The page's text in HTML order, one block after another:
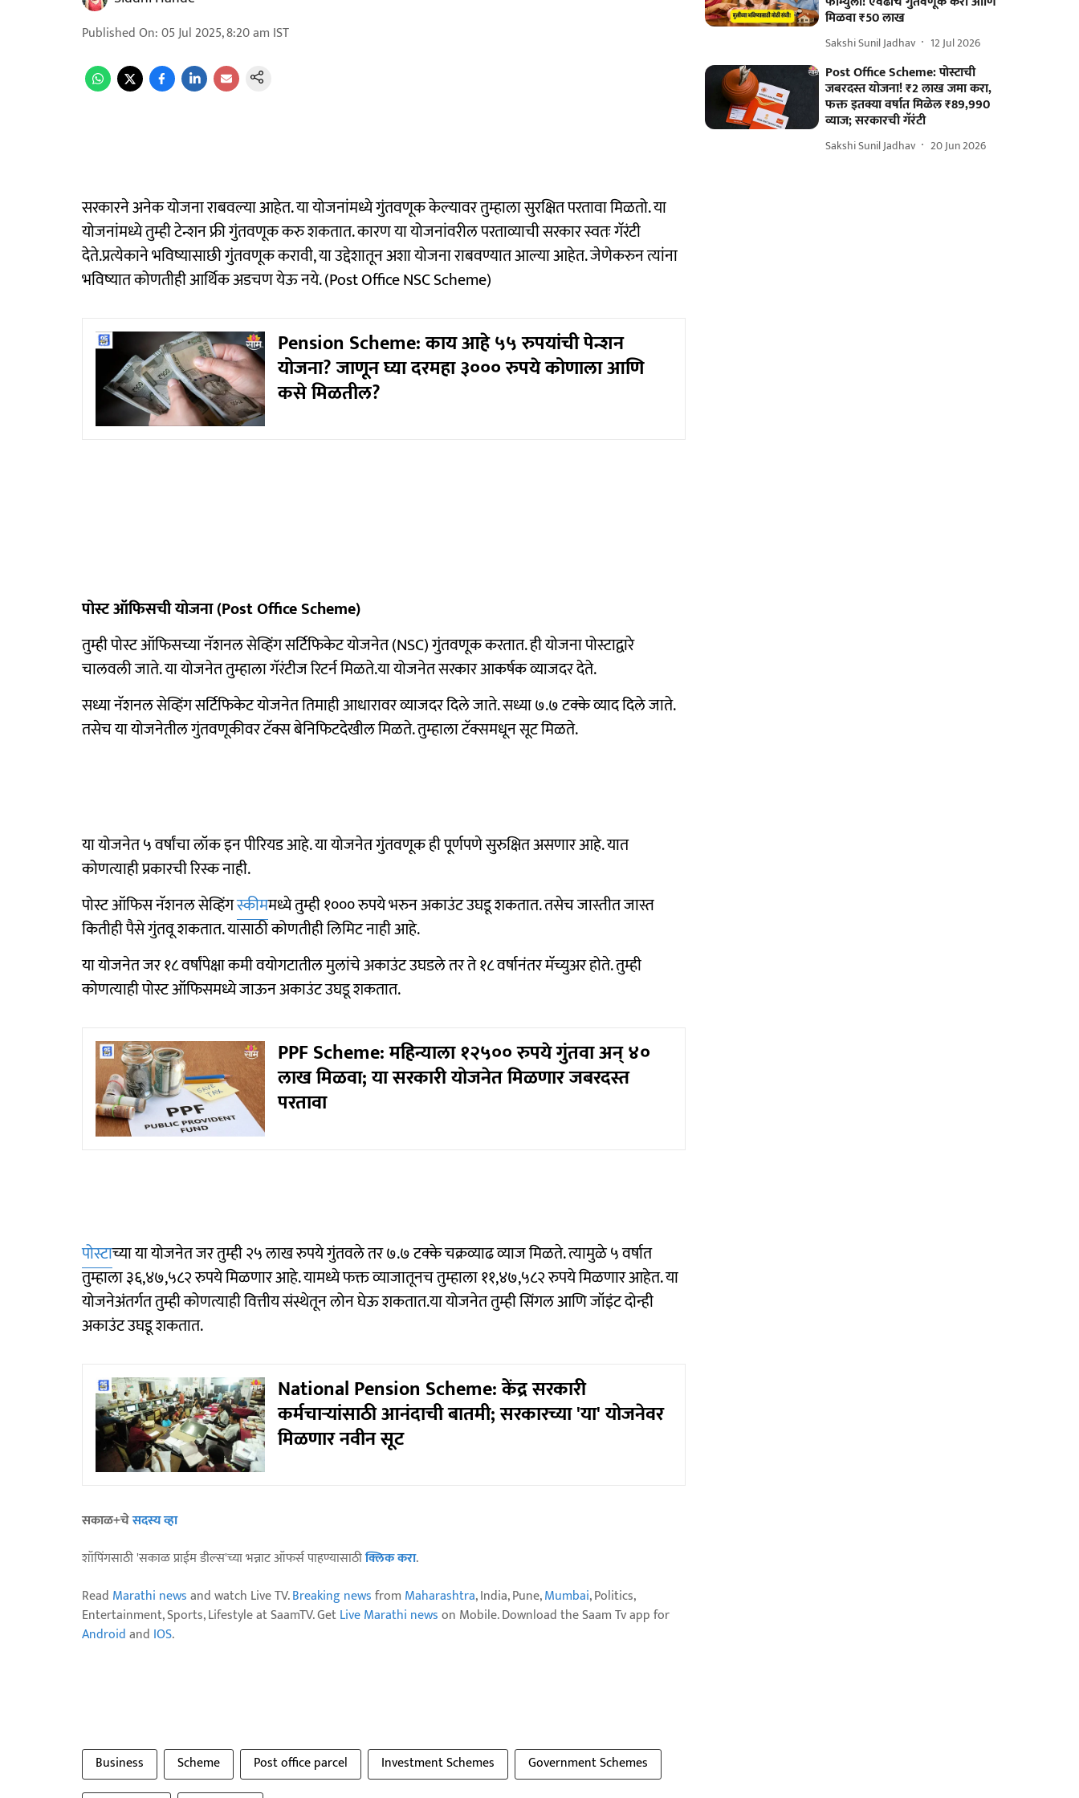
Published On:05 Jul 2025, 8:20 am IST
सरकारने अनेक योजना राबवल्या आहेत. या योजनांमध्ये गुंतवणूक केल्यावर तुम्हाला सुरक्षित परतावा मिळतो. या
योजनांमध्ये तुम्ही टेन्शन फ्री गुंतवणूक करु शकतात. कारण या योजनांवरील परताव्याची सरकार स्वतः गॅरंटी
देते.प्रत्येकाने भविष्यासाछी गुंतवणूक करावी, या उद्देशातून अशा योजना राबवण्यात आल्या आहेत. जेणेकरुन त्यांना
भविष्यात कोणतीही आर्थिक अडचण येऊ नये. (Post Office NSC Scheme)
Pension Scheme: काय आहे ५५ रुपयांची पेन्शन
योजना? जाणून घ्या दरमहा ३००० रुपये कोणाला आणि
कसे मिळतील?
पोस्ट ऑफिसची योजना (Post Office Scheme)
तुम्ही पोस्ट ऑफिसच्या नॅशनल सेव्हिंग सर्टिफिकेट योजनेत (NSC) गुंतवणूक करतात. ही योजना पोस्टाद्वारे
चालवली जाते. या योजनेत तुम्हाला गॅरंटीज रिटर्न मिळते.या योजनेत सरकार आकर्षक व्याजदर देते.
सध्या नॅशनल सेव्हिंग सर्टिफिकेट योजनेत तिमाही आधारावर व्याजदर दिले जाते. सध्या ७.७ टक्के व्याद दिले जाते.
तसेच या योजनेतील गुंतवणूकीवर टॅक्स बेनिफिटदेखील मिळते. तुम्हाला टॅक्समधून सूट मिळते.
या योजनेत ५ वर्षांचा लॉक इन पीरियड आहे. या योजनेत गुंतवणूक ही पूर्णपणे सुरुक्षित असणार आहे. यात
कोणत्याही प्रकारची रिस्क नाही.
पोस्ट ऑफिस नॅशनल सेव्हिंगस्कीममध्ये तुम्ही १००० रुपये भरुन अकाउंट उघडू शकतात. तसेच जास्तीत जास्त
कितीही पैसे गुंतवू शकतात. यासाठी कोणतीही लिमिट नाही आहे.
या योजनेत जर १८ वर्षांपेक्षा कमी वयोगटातील मुलांचे अकाउंट उघडले तर ते १८ वर्षानंतर मॅच्युअर होते. तुम्ही
कोणत्याही पोस्ट ऑफिसमध्ये जाऊन अकाउंट उघडू शकतात.
PPF Scheme: महिन्याला १२५०० रुपये गुंतवा अन् ४०
लाख मिळवा; या सरकारी योजनेत मिळणार जबरदस्त
परतावा
पोस्टाच्या या योजनेत जर तुम्ही २५ लाख रुपये गुंतवले तर ७.७ टक्के चक्रव्याढ व्याज मिळते. त्यामुळे ५ वर्षात
तुम्हाला ३६,४७,५८२ रुपये मिळणार आहे. यामध्ये फक्त व्याजातूनच तुम्हाला ११,४७,५८२ रुपये मिळणार आहेत. या
योजनेअंतर्गत तुम्ही कोणत्याही वित्तीय संस्थेतून लोन घेऊ शकतात.या योजनेत तुम्ही सिंगल आणि जॉइंट दोन्ही
अकाउंट उघडू शकतात.
National Pension Scheme: केंद्र सरकारी
कर्मचाऱ्यांसाठी आनंदाची बातमी; सरकारच्या 'या' योजनेवर
मिळणार नवीन सूट
सकाळ+चेसदस्य व्हा
शॉपिंगसाठी 'सकाळ प्राईम डील्स'च्या भन्नाट ऑफर्स पाहण्यासाठीक्लिक करा.
Read Marathi newsand watch Live TV.Breaking newsfrom Maharashtra, India, Pune,Mumbai, Politics,
Entertainment, Sports, Lifestyle at SaamTV. GetLive Marathi newson Mobile. Download the Saam Tv app for
Androidand IOS.
Business Scheme Post office parcel Investment Schemes
Government Schemes
मिळवा ₹50 लाख
Sakshi Sunil Jadhav 12 Jul 2026
Post Office Scheme: पोस्टाची
जबरदस्त योजना! ₹2 लाख जमा करा,
फक्त इतक्या वर्षात मिळेल ₹89,990
व्याज; सरकारची गॅरंटी
Sakshi Sunil Jadhav 20 Jun 2026